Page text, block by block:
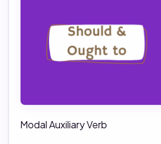
Modal Auxiliary Verb